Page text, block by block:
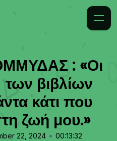
: «Οι
βιβλίων
κάτι που
ζωή μου.»
22, 2024 • 00:13:32